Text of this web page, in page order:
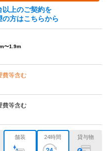
以上のご契約を
の方はこちらから
〜1.9m
費等含む
費等含む
舗装 24時間 貸与物